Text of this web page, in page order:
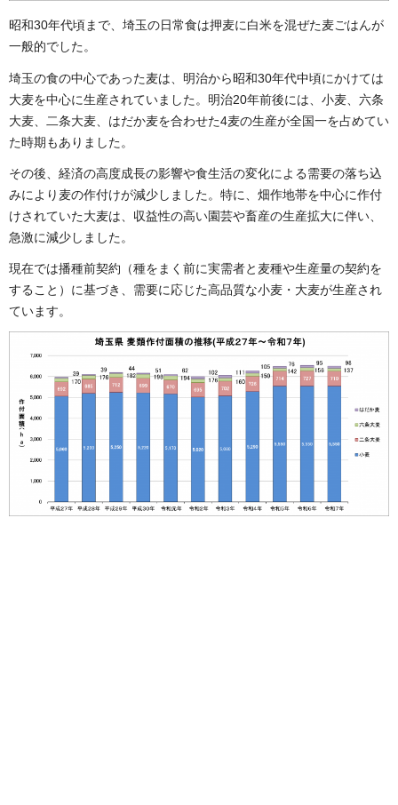
昭和30年代頃まで、埼玉の日常食は押麦に白米を混ぜた麦ごはんが
一般的でした。
埼玉の食の中心であった麦は、明治から昭和30年代中頃にかけては
大麦を中心に生産されていました。明治20年前後には、小麦、六条
大麦、二条大麦、はだか麦を合わせた4麦の生産が全国一を占めてい
た時期もありました。
その後、経済の高度成長の影響や食生活の変化による需要の落ち込
みにより麦の作付けが減少しました。特に、畑作地帯を中心に作付
けされていた大麦は、収益性の高い園芸や畜産の生産拡大に伴い、
急激に減少しました。
現在では播種前契約（種をまく前に実需者と麦種や生産量の契約を
すること）に基づき、需要に応じた高品質な小麦・大麦が生産され
ています。